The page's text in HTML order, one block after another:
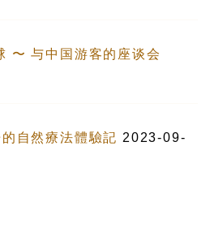
〜 与中国游客的座谈会
自然療法體驗記 2023-09-